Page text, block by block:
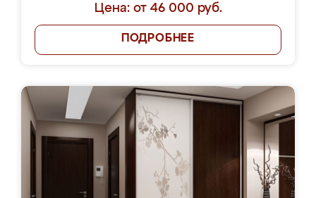
Цена: от 46 000 руб.
ПОДРОБНЕЕ